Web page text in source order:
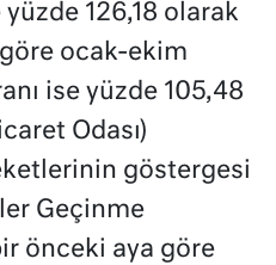
yüzde 126,18 olarak
ocak-ekim
ise yüzde 105,48
Odası)
göstergesi
Geçinme
önceki aya göre